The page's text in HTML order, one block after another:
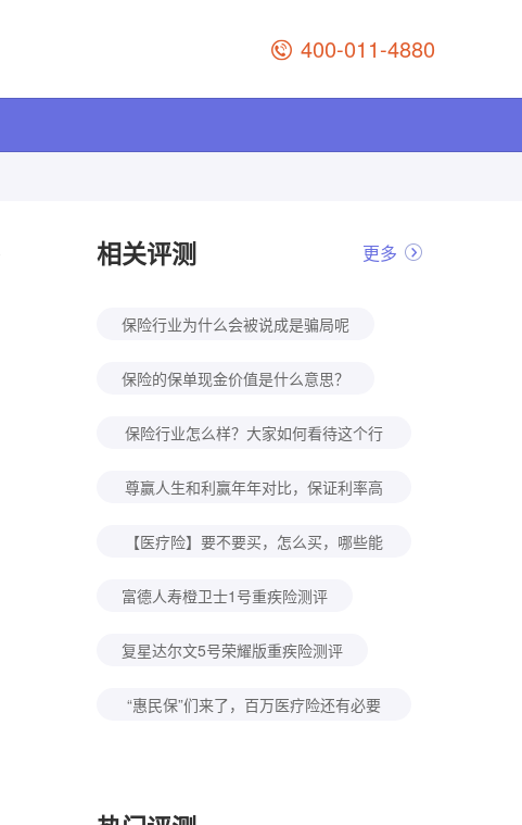
400-011-4880
相关评测 更多
保险行业为什么会被说成是骗局呢
保险的保单现金价值是什么意思？
保险行业怎么样？大家如何看待这个行
尊赢人生和利赢年年对比，保证利率高
【医疗险】要不要买，怎么买，哪些能
富德人寿橙卫士1号重疾险测评
复星达尔文5号荣耀版重疾险测评
“惠民保”们来了，百万医疗险还有必要